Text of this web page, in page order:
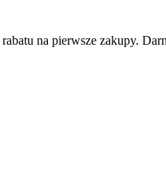
rabatu na pierwsze zakupy.